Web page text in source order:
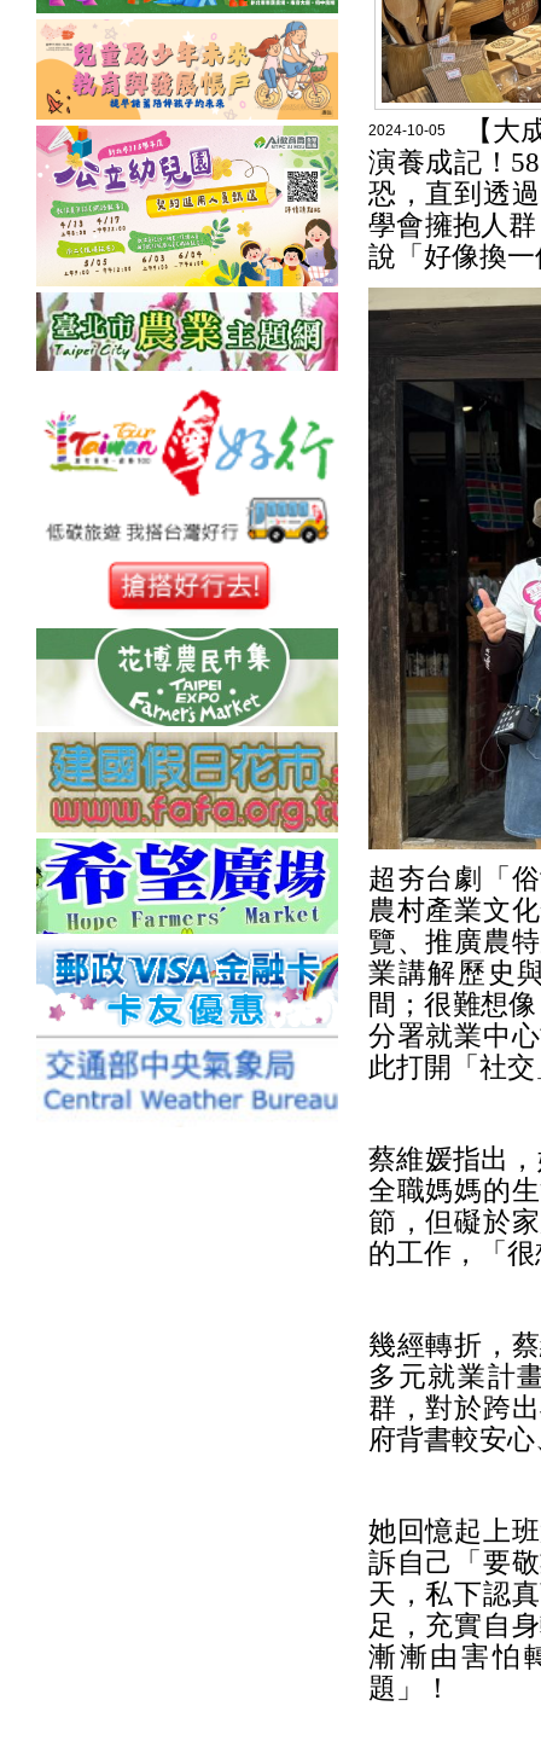
2024-10-05
【大
演養成記！
恐，直到透
學會擁抱人
說「好像換
超夯台劇「
農村產業文
覽、推廣農
業講解歷史
間；很難想
分署就業中
此打開「社
蔡維媛指出
全職媽媽的
節，但礙於
的工作，「
幾經轉折，
多元就業計
群，對於跨
府背書較安
她回憶起上
訴自己「要
天，私下認
足，充實自
漸漸由害怕
題」！